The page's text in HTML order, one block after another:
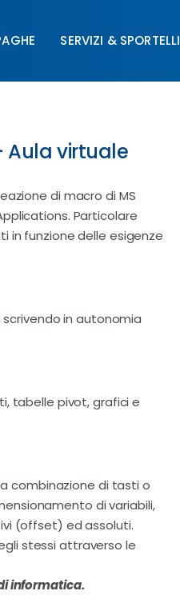
SERVIZI & SPORTELLI
Aula virtuale
di macro di MS
Particolare
in funzione delle esigenze
in autonomia
tabelle pivot, grafici e
combinazione di tasti o
di variabili,
(offset) ed assoluti.
stessi attraverso le
informatica.